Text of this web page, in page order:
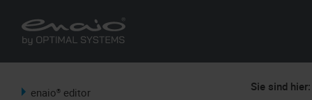
enaio® editor Sie sind hier: